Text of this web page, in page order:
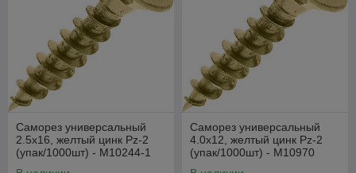
Саморез универсальный
2.5х16, желтый цинк Pz-2
(упак/1000шт) - M10244-1
Саморез универсальный
4.0х12, желтый цинк Pz-2
(упак/1000шт) - M10970